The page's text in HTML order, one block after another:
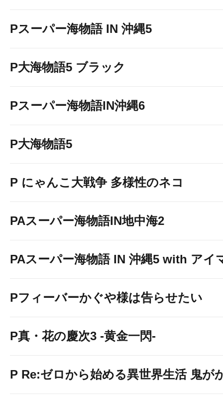
Pスーパー海物語 IN 沖縄5
P大海物語5 ブラック
Pスーパー海物語IN沖縄6
P大海物語5
P にゃんこ大戦争 多様性のネコ
PAスーパー海物語IN地中海2
PAスーパー海物語 IN 沖縄5 with アイ
Pフィーバーかぐや様は告らせたい
P真・花の慶次3 -黄金一閃-
P Re:ゼロから始める異世界生活 鬼が